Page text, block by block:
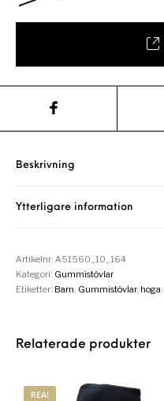
Beskrivning
Ytterligare information
Artikelnr:A51560_10_164
Kategori: Gummistövlar
Etiketter: Barn Gummistövlar, hoga
Relaterade produkter
REA!